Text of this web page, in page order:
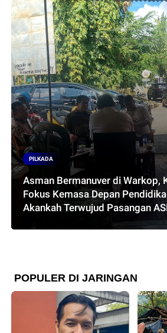
PILKADA
Asman Bermanuver di Warkop,
Fokus Kemasa Depan
Akankah Terwujud Pasangan